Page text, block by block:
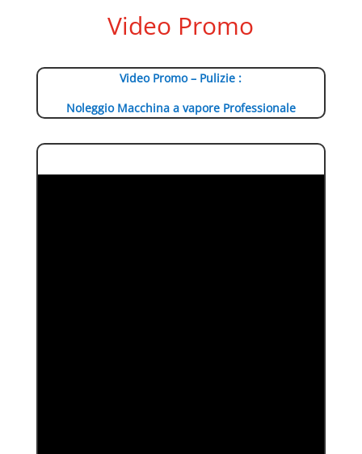
Video Promo
Video Promo – Pulizie :
Noleggio Macchina a vapore Professionale